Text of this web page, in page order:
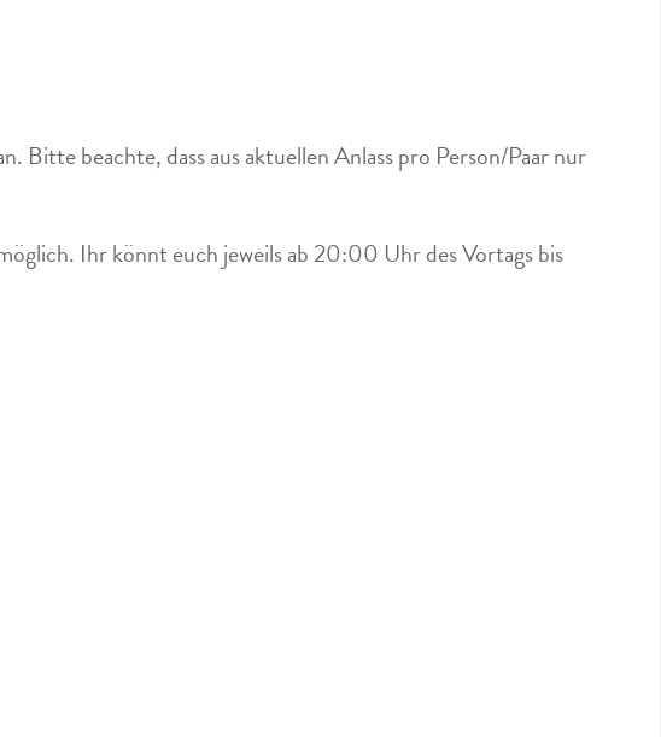
Bitte beachte, dass aus aktuellen Anlass pro Person/Paar nur
Ihr könnt euch jeweils ab 20:00 Uhr des Vortags bis